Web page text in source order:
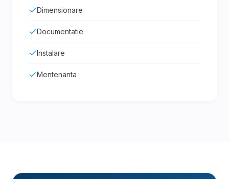
Dimensionare
Documentatie
Instalare
Mentenanta